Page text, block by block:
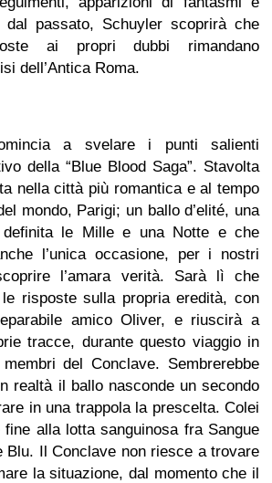
dal passato, Schuyler scoprirà che
ai propri dubbi rimandano
dell’Antica Roma.
a svelare i punti salienti
della “Blue Blood Saga”. Stavolta
nella città più romantica e al tempo
mondo, Parigi; un ballo d’elité, una
le Mille e una Notte e che
l’unica occasione, per i nostri
l’amara verità. Sarà lì che
risposte sulla propria eredità, con
amico Oliver, e riuscirà a
tracce, durante questo viaggio in
del Conclave. Sembrerebbe
realtà il ballo nasconde un secondo
in una trappola la prescelta. Colei
alla lotta sanguinosa fra Sangue
Blu. Il Conclave non riesce a trovare
la situazione, dal momento che il